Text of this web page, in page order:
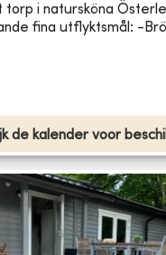
torp i natursköna
fina utflyktsmål: -
de kalender voor